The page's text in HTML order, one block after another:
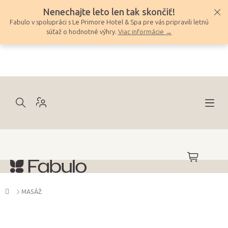
obsah
Nenechajte leto len tak skončiť!
Fabulo v spolupráci s Le Primore Hotel & Spa pre vás pripravili letnú
súťaž o hodnotné výhry. Viac informácie →
NÁKUPNÝ
KOŠÍK
Domov
MASÁŽ